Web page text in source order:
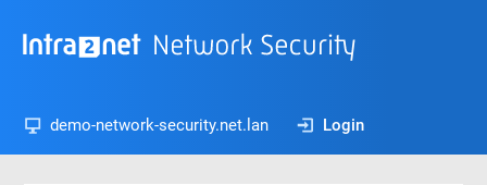
demo-network-security.net.lan Login